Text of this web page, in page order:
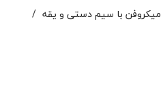
میکروفن با سیم دستی و یقه